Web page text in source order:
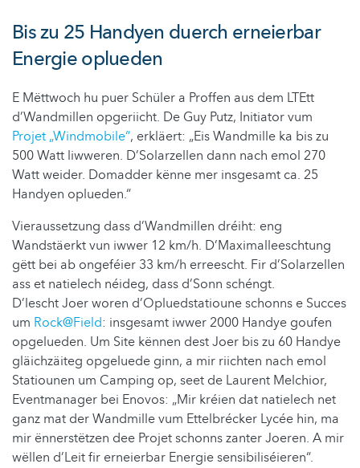
Bis zu 25 Handyen duerch erneierbar
Energie oplueden
E Mëttwoch hu puer Schüler a Proffen aus dem LTEtt
d’Wandmillen opgeriicht. De Guy Putz, Initiator vum
Projet „Windmobile“, erkläert: „Eis Wandmille ka bis zu
500 Watt liwweren. D’Solarzellen dann nach emol 270
Watt weider. Domadder kënne mer insgesamt ca. 25
Handyen oplueden.“
Vieraussetzung dass d’Wandmillen dréiht: eng
Wandstäerkt vun iwwer 12 km/h. D’Maximalleeschtung
gëtt bei ab ongeféier 33 km/h erreescht. Fir d’Solarzellen
ass et natielech néideg, dass d’Sonn schéngt.
D’lescht Joer woren d’Opluedstatioune schonns e Succes
um Rock@Field: insgesamt iwwer 2000 Handye goufen
opgelueden. Um Site kënnen dest Joer bis zu 60 Handye
gläichzäiteg opgeluede ginn, a mir riichten nach emol
Statiounen um Camping op, seet de Laurent Melchior,
Eventmanager bei Enovos: „Mir kréien dat natielech net
ganz mat der Wandmille vum Ettelbrécker Lycée hin, ma
mir ënnerstëtzen dee Projet schonns zanter Joeren. A mir
wëllen d’Leit fir erneierbar Energie sensibiliséieren“.